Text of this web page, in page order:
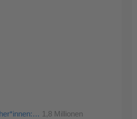
1,8 Millionen